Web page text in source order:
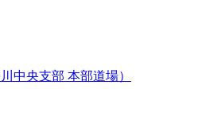
中央支部 本部道場）